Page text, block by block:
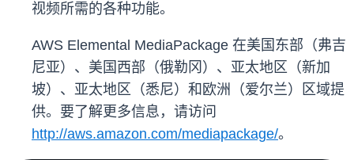
视频所需的各种功能。
AWS Elemental MediaPackage 在美国东部（弗吉
尼亚）、美国西部（俄勒冈）、亚太地区（新加
坡）、亚太地区（悉尼）和欧洲（爱尔兰）区域提
供。要了解更多信息，请访问
http://aws.amazon.com/mediapackage/。